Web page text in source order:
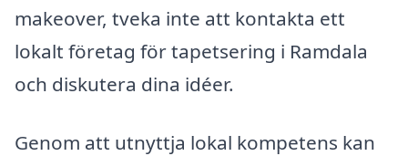
makeover, tveka inte att kontakta ett
lokalt företag för tapetsering i Ramdala
och diskutera dina idéer.
Genom att utnyttja lokal kompetens kan